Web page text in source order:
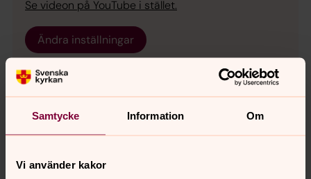
Samtycke Information Om
Vi använder kakor
Se videon på YouTube i stället.
Ändra inställningar
Musikprogram 2026
Vi bjuder på ett brett utbud av musikevenemang med
för våren 2026.